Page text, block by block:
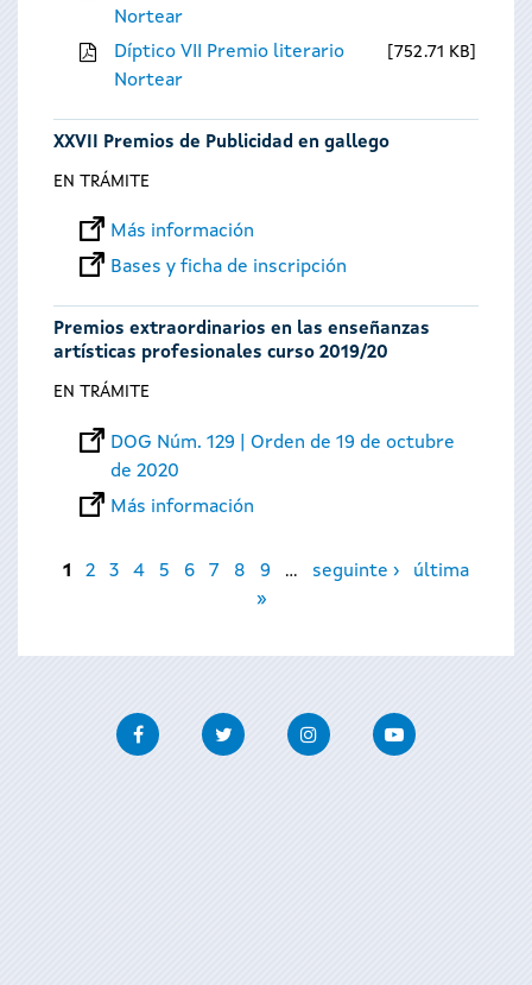
Nortear
Díptico VII Premio literario
Nortear
752.71 KB
XXVII Premios de Publicidad en gallego
EN TRÁMITE
Más información
Bases y ficha de inscripción
Premios extraordinarios en las enseñanzas
artísticas profesionales curso 2019/20
EN TRÁMITE
DOG Núm. 129 | Orden de 19 de octubre
de 2020
Más información
Páginas
1 2 3 4 5 6 7 8 9 … seguinte ›
última
»
FacebookTwitter InstagramYoutube